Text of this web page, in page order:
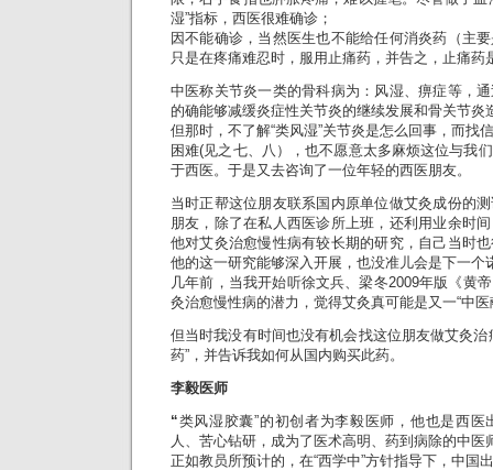
湿”指标，西医很难确诊；
因不能确诊，当然医生也不能给任何消炎药（主
只是在疼痛难忍时，服用止痛药，并告之，止痛药
中医称关节炎一类的骨科病为：风湿、痹症等，
的确能够减缓炎症性关节炎的继续发展和骨关节炎
但那时，不了解“类风湿”关节炎是怎么回事，而找
困难(见之七、八），也不愿意太多麻烦这位与我
于西医。于是又去咨询了一位年轻的西医朋友。
当时正帮这位朋友联系国内原单位做艾灸成份的
朋友，除了在私人西医诊所上班，还利用业余时
他对艾灸治愈慢性病有较长期的研究，自己当时
他的这一研究能够深入开展，也没准儿会是下一个
几年前，当我开始听徐文兵、梁冬2009年版《黄
灸治愈慢性病的潜力，觉得艾灸真可能是又一“中
但当时我没有时间也没有机会找这位朋友做艾灸治
药”，并告诉我如何从国内购买此药。
李毅医师
“类风湿胶囊”的初创者为李毅医师，他也是西
人、苦心钻研，成为了医术高明、药到病除的中医
正如教员所预计的，在“西学中”方针指导下，中国